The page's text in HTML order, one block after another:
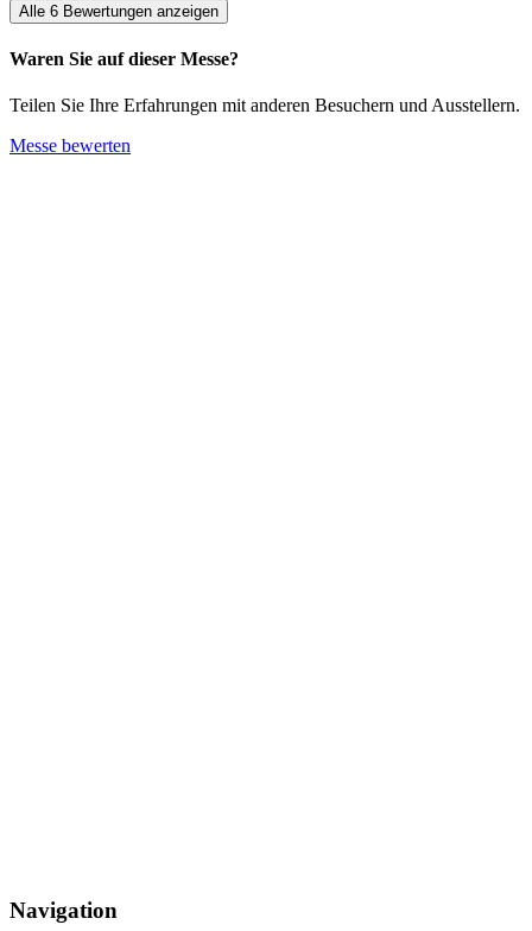
Alle 6 Bewertungen anzeigen
Waren Sie auf dieser Messe?
Teilen Sie Ihre Erfahrungen mit anderen Besuchern und Ausstellern.
Messe bewerten
Navigation